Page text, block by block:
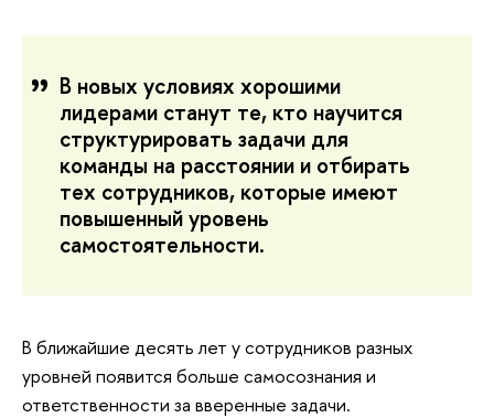
В новых условиях хорошими
лидерами станут те, кто научится
структурировать задачи для
команды на расстоянии и отбирать
тех сотрудников, которые имеют
повышенный уровень
самостоятельности.
В ближайшие десять лет у сотрудников разных
уровней появится больше самосознания и
ответственности за вверенные задачи.